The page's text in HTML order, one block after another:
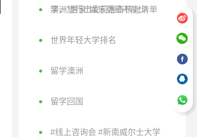
学，"居家"娱乐更是不能少
澳洲旅行出发前准备核对清单
世界年轻大学排名
留学澳洲
留学回国
#线上咨询会 #新南威尔士大学